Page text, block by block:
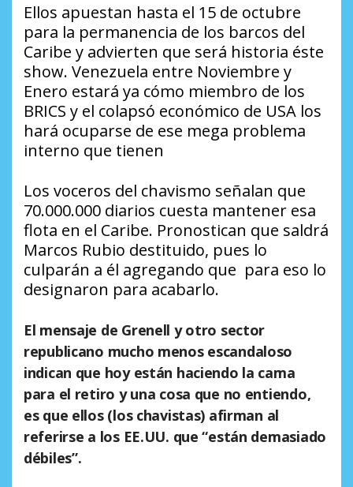
Ellos apuestan hasta el 15 de octubre
para la permanencia de los barcos del
Caribe y advierten que será historia éste
show. Venezuela entre Noviembre y
Enero estará ya cómo miembro de los
BRICS y el colapsó económico de USA los
hará ocuparse de ese mega problema
interno que tienen
Los voceros del chavismo señalan que
70.000.000 diarios cuesta mantener esa
flota en el Caribe. Pronostican que saldrá
Marcos Rubio destituido, pues lo
culparán a él agregando que para eso lo
designaron para acabarlo.
El mensaje de Grenell y otro sector
republicano mucho menos escandaloso
indican que hoy están haciendo la cama
para el retiro y una cosa que no entiendo,
es que ellos (los chavistas) afirman al
referirse a los EE.UU. que “están demasiado
débiles”.